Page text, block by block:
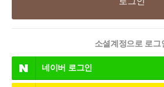
소셜계정으로 로그
네이버 로그인